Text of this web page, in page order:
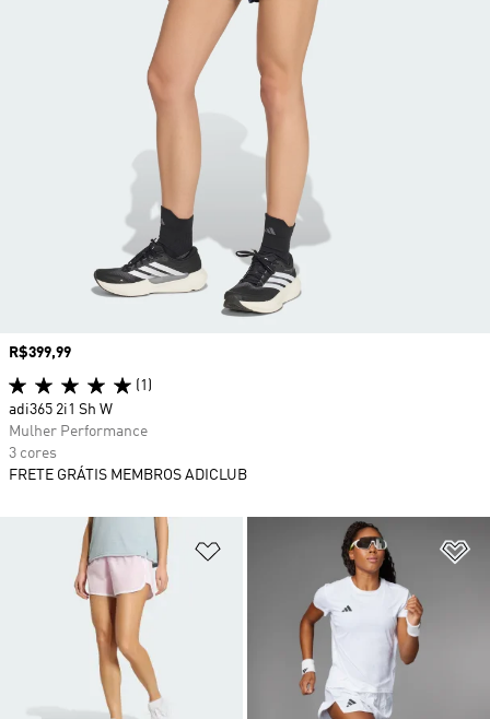
Adicionar à Lista de Desejos
Preço
R$399,99
(1)
adi365 2i1 Sh W
Mulher Performance
3 cores
FRETE GRÁTIS MEMBROS ADICLUB